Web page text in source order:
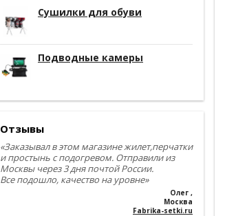
Сушилки для обуви
Подводные камеры
Отзывы
«Заказывал в этом магазине жилет,перчатки
и простынь с подогревом. Отправили из
Москвы через 3 дня почтой России.
Все подошло, качество на уровне»
Олег ,
Москва
Fabrika-setki.ru